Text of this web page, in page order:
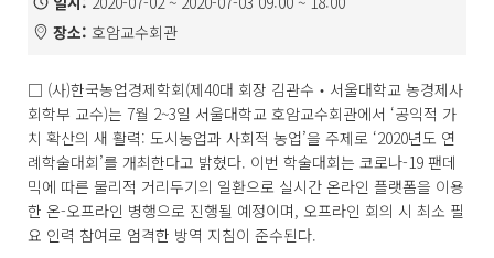
장소: 호암교수회관
□ (사)한국농업경제학회(제40대 회장 김관수‧서울대학교 농경제사
회학부 교수)는 7월 2~3일 서울대학교 호암교수회관에서 ‘공익적 가
치 확산의 새 활력: 도시농업과 사회적 농업’을 주제로 ‘2020년도 연
례학술대회’를 개최한다고 밝혔다. 이번 학술대회는 코로나-19 팬데
믹에 따른 물리적 거리두기의 일환으로 실시간 온라인 플랫폼을 이용
한 온-오프라인 병행으로 진행될 예정이며, 오프라인 회의 시 최소 필
요 인력 참여로 엄격한 방역 지침이 준수된다.